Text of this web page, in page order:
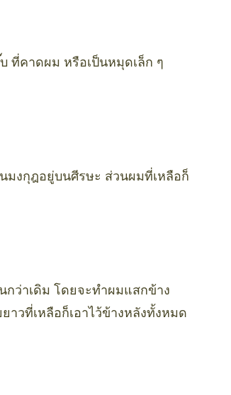
ที่คาดผม หรือเป็นหมุดเล็ก ๆ
มงกุฎอยู่บนศีรษะ ส่วนผมที่เหลือก็
ว่าเดิม โดยจะทำผมแสกข้าง
วที่เหลือก็เอาไว้ข้างหลังทั้งหมด